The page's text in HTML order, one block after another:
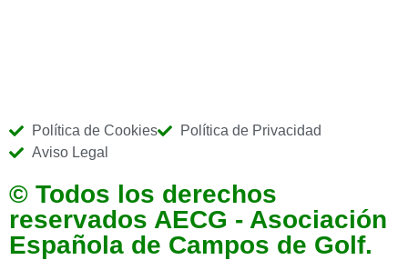
© Todos los derechos
reservados AECG - Asociación
Española de Campos de Golf.
Política de Cookies
Política de Privacidad
Aviso Legal